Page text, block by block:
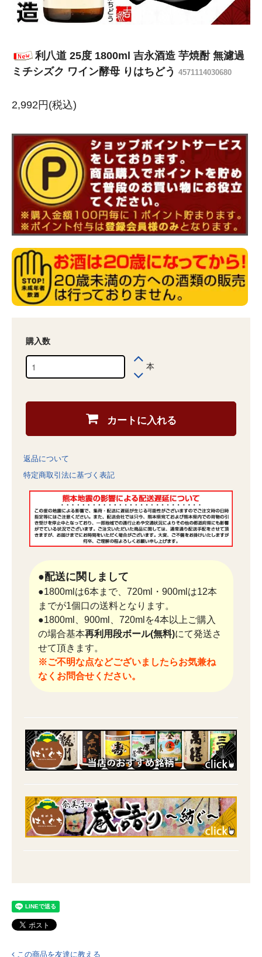
利八道 25度 1800ml 吉永酒造 芋焼酎 無濾過
ミチシズク ワイン酵母 りはちどう 4571114030680
2,992円(税込)
購入数
本
カートに入れる
返品について
特定商取引法に基づく表記
●配送に関しまして
●1800mlは6本まで、720ml・900mlは12本
までが1個口の送料となります。
●1800ml、900ml、720mlを4本以上ご購入
の場合基本再利用段ボール(無料)にて発送さ
せて頂きます。
※ご不明な点などございましたらお気兼ね
なくお問合せください。
この商品を友達に教える